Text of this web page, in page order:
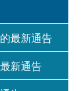
最新通告
新通告